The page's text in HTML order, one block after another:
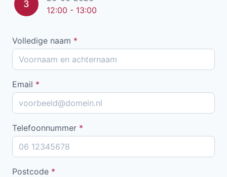
3
12:00 - 13:00
Volledige naam *
Email *
Telefoonnummer *
Postcode *